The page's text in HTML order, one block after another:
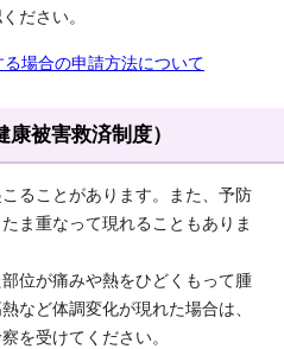
ださい。
場合の申請方法について
被害救済制度）
ることがあります。また、予防
ま重なって現れることもありま
位が痛みや熱をひどくもって腫
など体調変化が現れた場合は、
を受けてください。